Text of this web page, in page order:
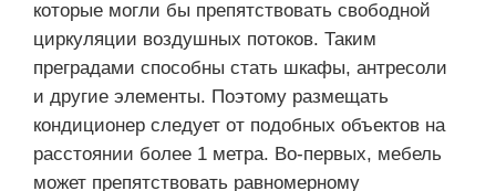
которые могли бы препятствовать свободной
циркуляции воздушных потоков. Таким
преградами способны стать шкафы, антресоли
и другие элементы. Поэтому размещать
кондиционер следует от подобных объектов на
расстоянии более 1 метра. Во-первых, мебель
может препятствовать равномерному